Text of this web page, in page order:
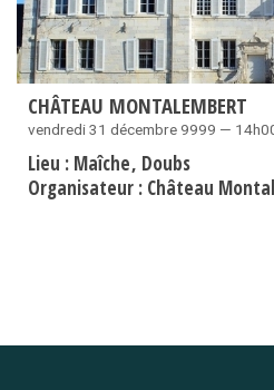
CHÂTEAU MONTALEMBERT
vendredi 31 décembre 9999 —
Lieu : Maîche Doubs
Organisateur : Château